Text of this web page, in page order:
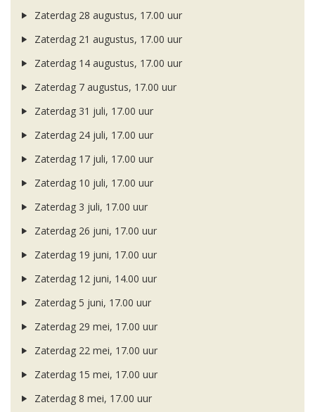
Zaterdag 28 augustus, 17.00 uur
Zaterdag 21 augustus, 17.00 uur
Zaterdag 14 augustus, 17.00 uur
Zaterdag 7 augustus, 17.00 uur
Zaterdag 31 juli, 17.00 uur
Zaterdag 24 juli, 17.00 uur
Zaterdag 17 juli, 17.00 uur
Zaterdag 10 juli, 17.00 uur
Zaterdag 3 juli, 17.00 uur
Zaterdag 26 juni, 17.00 uur
Zaterdag 19 juni, 17.00 uur
Zaterdag 12 juni, 14.00 uur
Zaterdag 5 juni, 17.00 uur
Zaterdag 29 mei, 17.00 uur
Zaterdag 22 mei, 17.00 uur
Zaterdag 15 mei, 17.00 uur
Zaterdag 8 mei, 17.00 uur